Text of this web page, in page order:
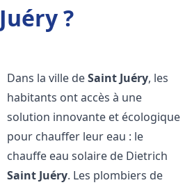
Juéry ?
Dans la ville deSaint Juéry, les
habitants ont accès à une
solution innovante et écologique
pour chauffer leur eau : le
chauffe eau solaire de Dietrich
Saint Juéry. Les plombiers de